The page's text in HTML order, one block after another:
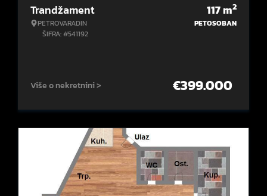
Trandžament
PETROVARADIN
ŠIFRA: #541192
117m2
PETOSOBAN
Više o nekretnini > €399.000